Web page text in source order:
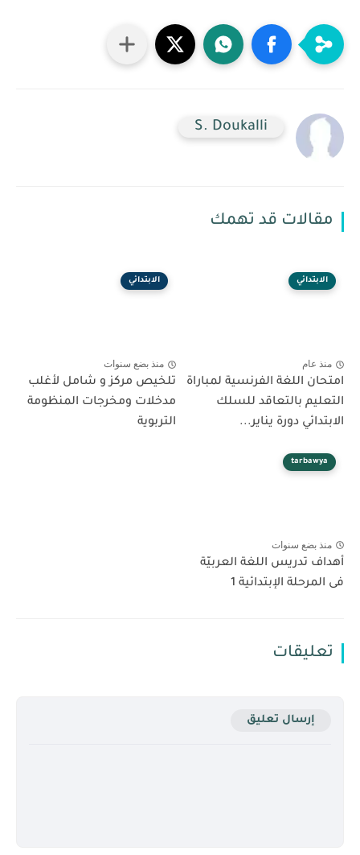
S. Doukalli
مقالات قد تهمك
الابتدائي
منذ عام
امتحان اللغة الفرنسية لمباراة
التعليم بالتعاقد للسلك
الابتدائي دورة يناير...
الابتدائي
منذ بضع سنوات
تلخيص مركز و شامل لأغلب
مدخلات ومخرجات المنظومة
التربوية
tarbawya
منذ بضع سنوات
أهداف تدريس اللغة العربيّة
فى المرحلة الإبتدائية 1
تعليقات
إرسال تعليق